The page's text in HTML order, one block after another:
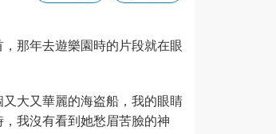
那年去遊樂園時的片段就在眼
大又華麗的海盗船，我的眼睛
我沒有看到她愁眉苦臉的神